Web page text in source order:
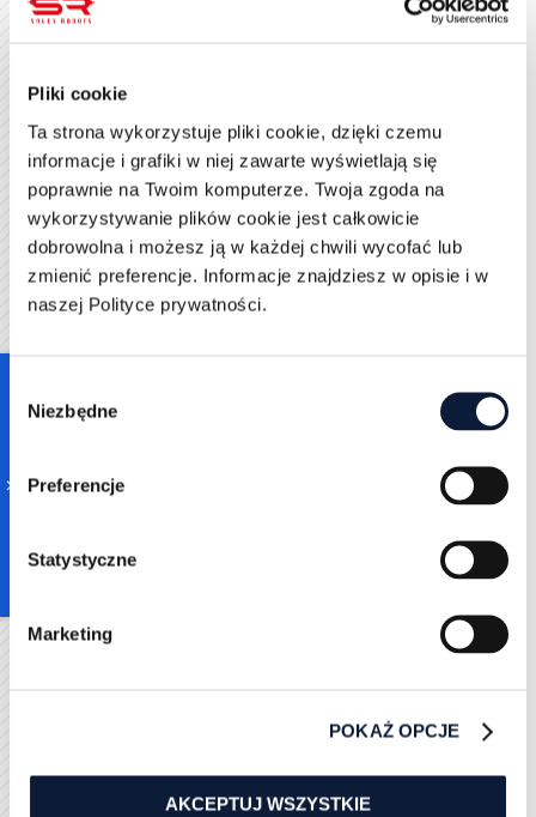
Pliki cookie
Ta strona wykorzystuje pliki cookie, dzięki czemu
informacje i grafiki w niej zawarte wyświetlają się
poprawnie na Twoim komputerze. Twoja zgoda na
wykorzystywanie plików cookie jest całkowicie
dobrowolna i możesz ją w każdej chwili wycofać lub
zmienić preferencje. Informacje znajdziesz w opisie i w
naszej Polityce prywatności.
Selection
Niezbędne
Preferencje
Statystyczne
Marketing
POKAŻ OPCJE
AKCEPTUJ WSZYSTKIE
wewnętrznego, może mieć negatywne konsekwencje.
Aby uniknąć błędów, dobrze jest dokumentować cały
proces. Spisanie, które treści zostały usunięte, które
zaktualizowane, a które połączone, pomoże nie tylko
utrzymać kontrolę nad projektem, ale również
analizować jego efekty w dłuższej perspektywie.
Najczęstsze błędy podczas
korzyści dla widoczności i jakości strony, to
odwrotny efekt. Warto znać najczęstsze pułapki, by
uniknąć ich podczas pracy nad treścią:
Brak analizy przed usunięciem – kasowanie treści
tylko dlatego, że jest stara, bez sprawdzenia jej
Brak przekierowań po usunięciu treści – skutkuje
błędami 404 i stratą wartości SEO.
materiałów, które są nieczytelne lub nieadekwatne
do potrzeb odbiorców.